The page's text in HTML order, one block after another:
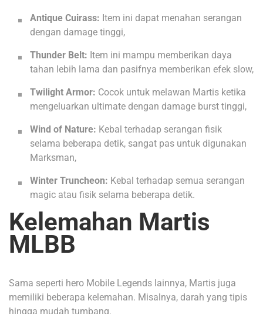
Antique Cuirass: Item ini dapat menahan serangan
dengan damage tinggi,
Thunder Belt: Item ini mampu memberikan daya
tahan lebih lama dan pasifnya memberikan efek slow,
Twilight Armor: Cocok untuk melawan Martis ketika
mengeluarkan ultimate dengan damage burst tinggi,
Wind of Nature: Kebal terhadap serangan fisik
selama beberapa detik, sangat pas untuk digunakan
Marksman,
Winter Truncheon: Kebal terhadap semua serangan
magic atau fisik selama beberapa detik.
Kelemahan Martis
MLBB
Sama seperti hero Mobile Legends lainnya, Martis juga
memiliki beberapa kelemahan. Misalnya, darah yang tipis
hingga mudah tumbang.